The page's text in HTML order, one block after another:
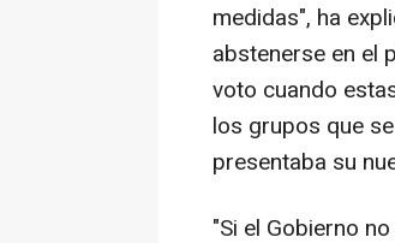
medidas", ha
abstenerse en el
voto cuando
los grupos que
presentaba su
"Si el Gobierno